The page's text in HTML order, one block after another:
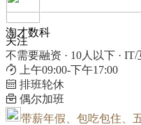
淘才数科
关注
不需要融资 · 10人以下 ·
上午09:00-下午17:00
排班轮休
偶尔加班
带薪年假、包吃包住、